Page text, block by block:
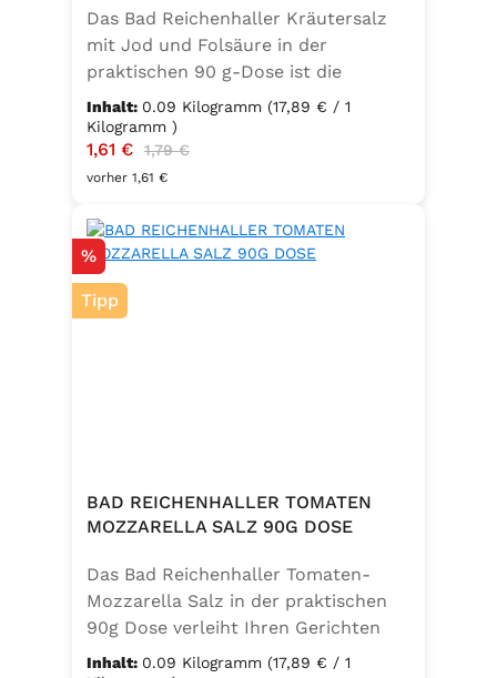
Das Bad Reichenhaller Kräutersalz
mit Jod und Folsäure in der
praktischen 90 g-Dose ist die
aromatische Würzmischung für eine
bewusste Ernährung. Fein
abgestimmte Gartenkräuter
verbinden sich mit hochwertigem
Küchenhelfer. Ideal zum Würzen von
Suppen, Salaten, Gemüse- und
Kartoffelgerichten. Geeignet für die
vegetarische und vegane Küche
Lorbeer, Rosmarin, Oregano,
Thymian), Trennmittel Calciumsalze
Kaliumjodat.
Inhalt: 0.09 Kilogramm (17,89 € / 1
Kilogramm )
Verkaufspreis:
1,61 € Regulärer Preis:
1,79 €
vorher 1,61 €
Rabatt
%
Tipp
BAD REICHENHALLER TOMATEN
MOZZARELLA SALZ 90G DOSE
Das Bad Reichenhaller Tomaten-
Mozzarella Salz in der praktischen
90g Dose verleiht Ihren Gerichten
eine mediterrane Note. Ideal für
Inhalt: 0.09 Kilogramm (17,89 € / 1